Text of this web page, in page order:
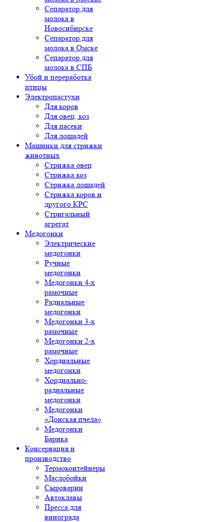
Сепаратор для
молока в
Новосибирске
Сепаратор для
молока в Омске
Сепаратор для
молока в СПБ
Убой и переработка
птицы
Электропастухи
Для коров
Для овец, коз
Для пасеки
Для лошадей
Машинки для стрижки
животных
Стрижка овец
Стрижка коз
Стрижка лошадей
Стрижка коров и
другого КРС
Стригальный
агрегат
Медогонки
Электрические
медогонки
Ручные
медогонки
Медогонки 4-х
рамочные
Радиальные
медогонки
Медогонки 3-х
рамочные
Медогонки 2-х
рамочные
Хордиальные
медогонки
Хордиально-
радиальные
медогонки
Медогонки
«Донская пчела»
Медогонки
Барика
Консервация и
производство
Термоконтейнеры
Маслобойки
Сыроварни
Автоклавы
Пресса для
винограда